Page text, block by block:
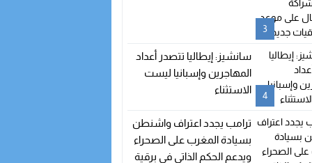
3
4
سانشيز: إيطاليا تتصدر أعداد
المهاجرين وإسبانيا ليست
الاستثناء
ترامب يجدد اعتراف واشنطن
بسيادة المغرب على الصحراء
ويدعم الحكم الذاتي في برقية